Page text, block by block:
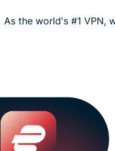
As the world's #1 VPN,